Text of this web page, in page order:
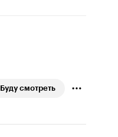
Буду смотреть